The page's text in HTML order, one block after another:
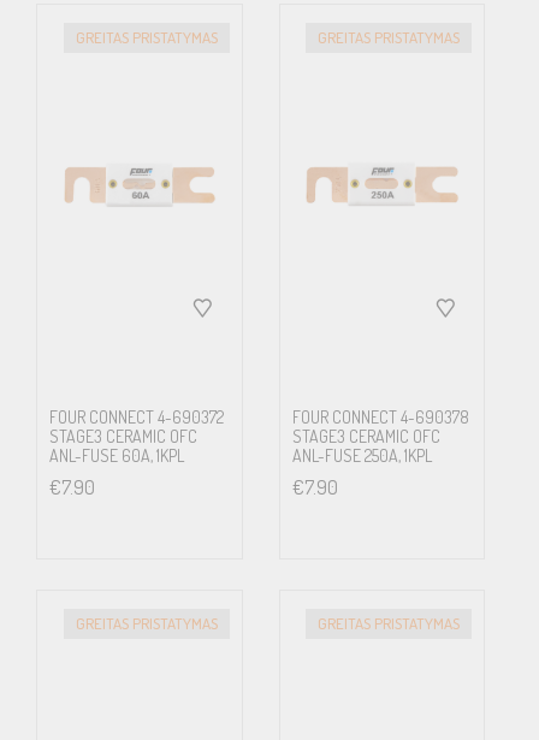
GREITAS PRISTATYMAS
FOUR CONNECT 4-690372
STAGE3 CERAMIC OFC
ANL-FUSE 60A, 1KPL
€7.90
GREITAS PRISTATYMAS
FOUR CONNECT 4-690378
STAGE3 CERAMIC OFC
ANL-FUSE 250A, 1KPL
€7.90
GREITAS PRISTATYMAS GREITAS PRISTATYMAS